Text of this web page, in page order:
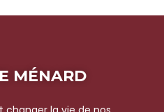
MÉNARD